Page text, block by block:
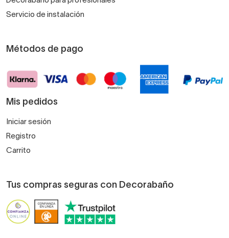
Servicio de instalación
Métodos de pago
Mis pedidos
Iniciar sesión
Registro
Carrito
Tus compras seguras con Decorabaño